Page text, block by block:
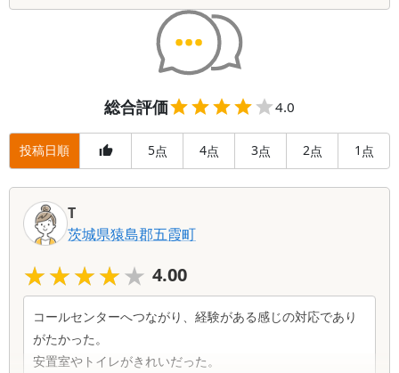
総合評価 4.0
投稿日順 5点 4点 3点 2点 1 点
T
茨城県猿島郡五霞町
★★★★★
★★★★★ 4.00
コールセンターへつながり、経験がある感じの対応であり
がたかった。
安置室やトイレがきれいだった。